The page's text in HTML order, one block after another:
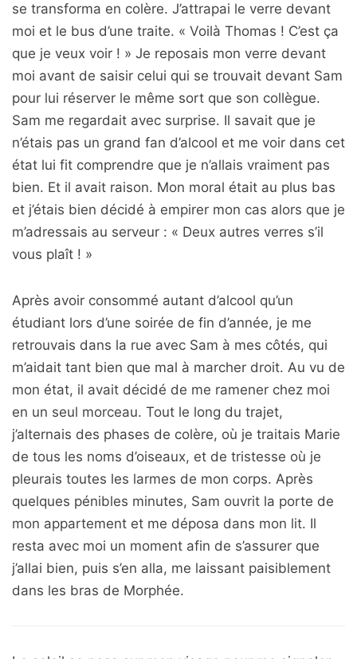
se transforma en colère. J’attrapai le verre devant
moi et le bus d’une traite. « Voilà Thomas ! C’est ça
que je veux voir ! » Je reposais mon verre devant
moi avant de saisir celui qui se trouvait devant Sam
pour lui réserver le même sort que son collègue.
Sam me regardait avec surprise. Il savait que je
n’étais pas un grand fan d’alcool et me voir dans cet
état lui fit comprendre que je n’allais vraiment pas
bien. Et il avait raison. Mon moral était au plus bas
et j’étais bien décidé à empirer mon cas alors que je
m’adressais au serveur : « Deux autres verres s’il
vous plaît ! »
Après avoir consommé autant d’alcool qu’un
étudiant lors d’une soirée de fin d’année, je me
retrouvais dans la rue avec Sam à mes côtés, qui
m’aidait tant bien que mal à marcher droit. Au vu de
mon état, il avait décidé de me ramener chez moi
en un seul morceau. Tout le long du trajet,
j’alternais des phases de colère, où je traitais Marie
de tous les noms d’oiseaux, et de tristesse où je
pleurais toutes les larmes de mon corps. Après
quelques pénibles minutes, Sam ouvrit la porte de
mon appartement et me déposa dans mon lit. Il
resta avec moi un moment afin de s’assurer que
j’allai bien, puis s’en alla, me laissant paisiblement
dans les bras de Morphée.